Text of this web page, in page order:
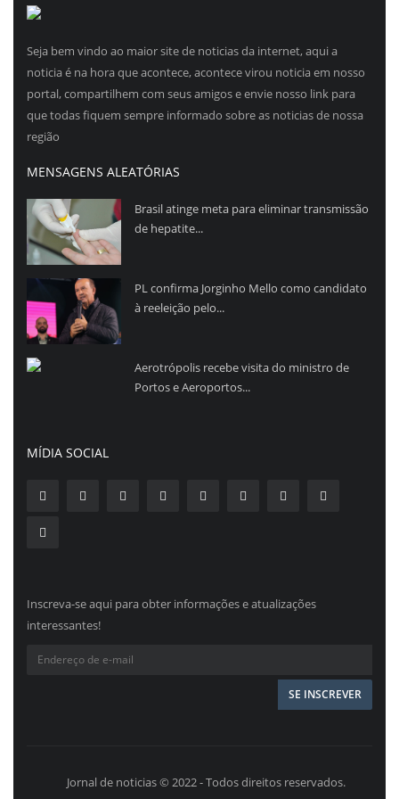
Seja bem vindo ao maior site de noticias da internet, aqui a
noticia é na hora que acontece, acontece virou noticia em nosso
portal, compartilhem com seus amigos e envie nosso link para
que todas fiquem sempre informado sobre as noticias de nossa
região
MENSAGENS ALEATÓRIAS
Brasil atinge meta para eliminar transmissão
de hepatite...
PL confirma Jorginho Mello como candidato
à reeleição pelo...
Aerotrópolis recebe visita do ministro de
Portos e Aeroportos...
MÍDIA SOCIAL
Inscreva-se aqui para obter informações e atualizações
interessantes!
Jornal de noticias © 2022 - Todos direitos reservados.